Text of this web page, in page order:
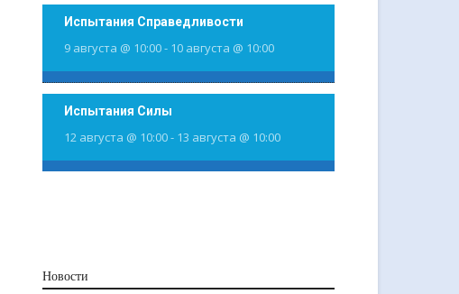
Испытания Справедливости
9 августа @ 10:00- 10 августа @ 10:00
Испытания Силы
12 августа @ 10:00- 13 августа @ 10:00
Новости